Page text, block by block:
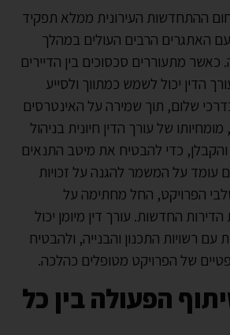
ההתחדשות העירונית ממלא תפקיד
האתגרים הרבים העולים במהלך
כאשר מתעוררים סכסוכים בין הדיירים
הדין יכול לשמש כמתווך ולסייע
שלום, תוך שמירה על האינטרסים
של עורך הדין חיונית בניהול
כדי להבטיח את מיטב התנאים
עומד על המשמר להגנה על זכויות
הפרויקט, החל מחתימה על
החדשות. עורך דין מיומן יכול
עם רשויות התכנון והבנייה, ולהבטיח
של הפרויקט מטופלים כהלכה.
הפעולה בין כל